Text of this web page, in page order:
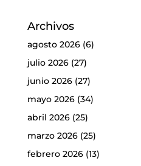
Archivos
agosto 2026(6)
julio 2026(27)
junio 2026(27)
mayo 2026(34)
abril 2026(25)
marzo 2026(25)
febrero 2026(13)